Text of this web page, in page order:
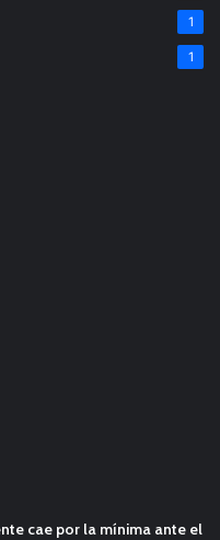
1
1
cae por la mínima ante el